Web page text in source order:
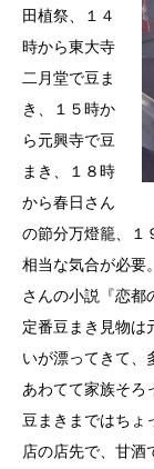
田植祭、１４
時から東大寺
二月堂で豆ま
き、１５時か
ら元興寺で豆
まき、１８時
から春日さん
の節分万燈籠、１
相当な気合が必要
さんの小説『恋都
定番豆まき見物は
いが漂ってきて、
あわてて家族そろ
豆まきまではちょ
店の店先で、甘酒